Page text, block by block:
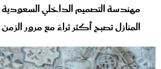
مهندسة التصميم الداخلي
المنازل تصبح أكثر ثراءً مع مرور الزمن